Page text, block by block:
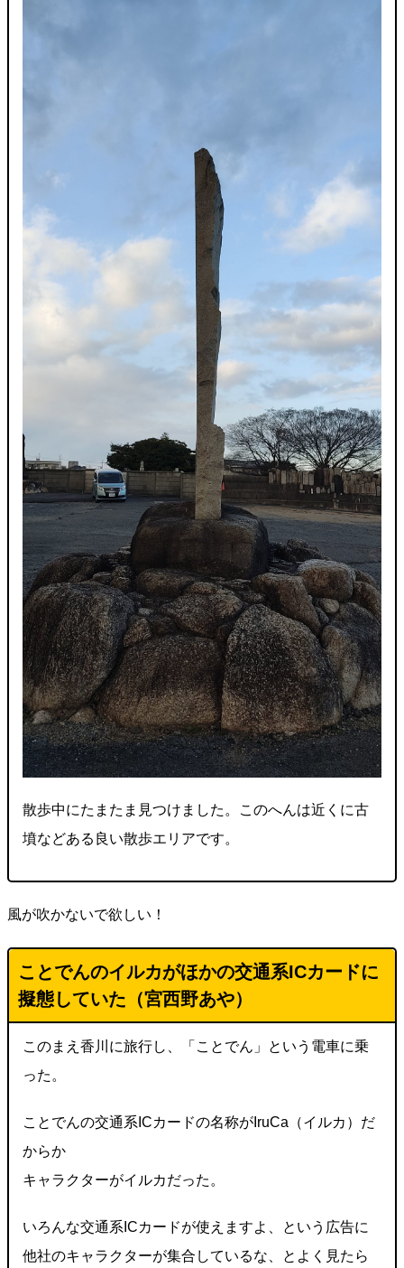
散歩中にたまたま見つけました。このへんは近くに古
墳などある良い散歩エリアです。
風が吹かないで欲しい！
ことでんのイルカがほかの交通系ICカードに
擬態していた（宮西野あや）
このまえ香川に旅行し、「ことでん」という電車に乗
った。
ことでんの交通系ICカードの名称がIruCa（イルカ）だ
からか
キャラクターがイルカだった。
いろんな交通系ICカードが使えますよ、という広告に
他社のキャラクターが集合しているな、とよく見たら